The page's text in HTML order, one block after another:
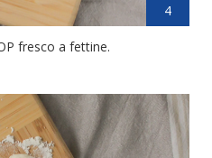
4
fresco a fettine.